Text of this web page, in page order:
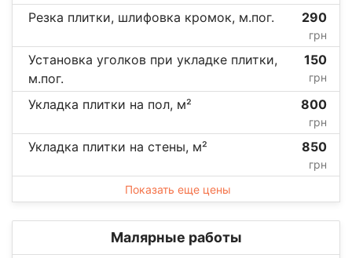
Резка плитки, шлифовка кромок, м.пог. 290
грн
Установка уголков при укладке плитки,
м.пог.
150
грн
Укладка плитки на пол, м² 800
грн
Укладка плитки на стены, м² 850
грн
Показать еще цены
Малярные работы